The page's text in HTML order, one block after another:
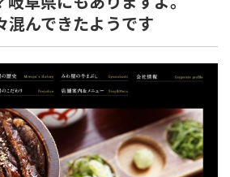
混んできたようです